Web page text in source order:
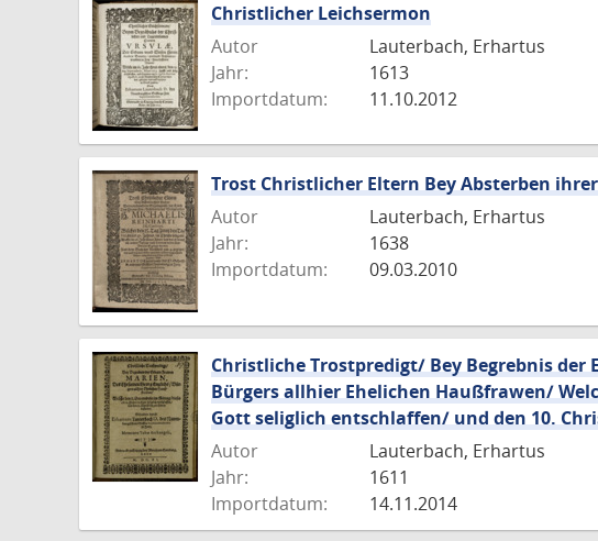
Christlicher Leichsermon
Autor
Lauterbach, Erhartus
Jahr:
1613
Importdatum:
11.10.2012
Trost Christlicher Eltern Bey Absterben
Autor
Lauterbach, Erhartus
Jahr:
1638
Importdatum:
09.03.2010
Christliche Trostpredigt/ Bey Begrebnis der
Bürgers allhier Ehelichen Haußfrawen/
Gott seliglich entschlaffen/ und den 10.
Autor
Lauterbach, Erhartus
Jahr:
1611
Importdatum:
14.11.2014